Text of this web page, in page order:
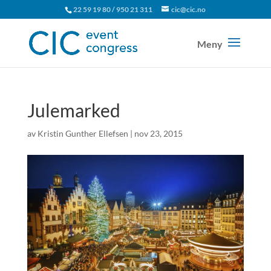
22 59 19 80 / 950 21 311 cic@cic.no
Julemarked
av Kristin Gunther Ellefsen | nov 23, 2015